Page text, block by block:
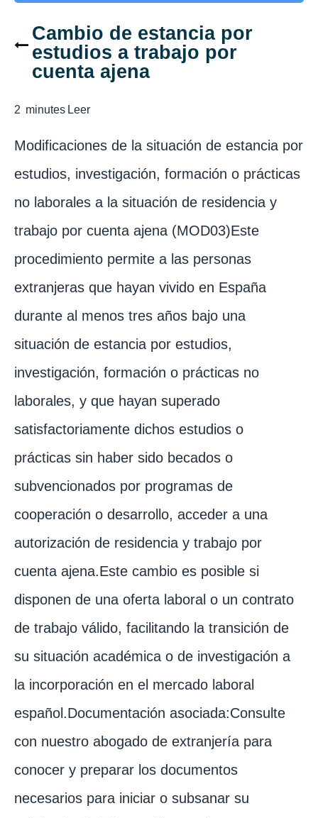
Cambio de estancia por
estudios a trabajo por
cuenta ajena
2 minutes Leer
Modificaciones de la situación de estancia por
estudios, investigación, formación o prácticas
no laborales a la situación de residencia y
trabajo por cuenta ajena (MOD03)Este
procedimiento permite a las personas
extranjeras que hayan vivido en España
durante al menos tres años bajo una
situación de estancia por estudios,
investigación, formación o prácticas no
laborales, y que hayan superado
satisfactoriamente dichos estudios o
prácticas sin haber sido becados o
subvencionados por programas de
cooperación o desarrollo, acceder a una
autorización de residencia y trabajo por
cuenta ajena.Este cambio es posible si
disponen de una oferta laboral o un contrato
de trabajo válido, facilitando la transición de
su situación académica o de investigación a
la incorporación en el mercado laboral
español.Documentación asociada:Consulte
con nuestro abogado de extranjería para
conocer y preparar los documentos
necesarios para iniciar o subsanar su